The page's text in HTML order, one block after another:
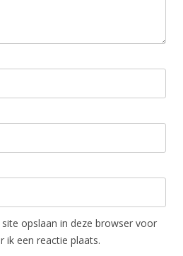
opslaan in deze browser voor
ik een reactie plaats.